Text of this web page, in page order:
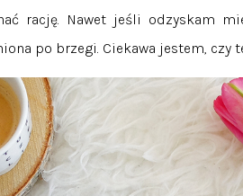
rację. Nawet jeśli odzyskam
po brzegi. Ciekawa jestem, czy